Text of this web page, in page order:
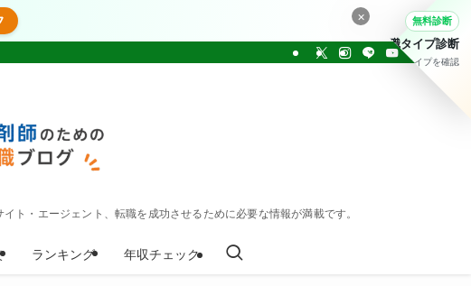
・エージェント、転職を成功させるために必要な情報が満載です。
ランキング 年収チェック
× 無料診断
転職タイプ診断
30問でタイプを確認